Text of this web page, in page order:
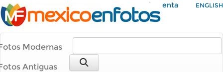
Mi Cuenta ENGLISH
Modernas
Antiguas